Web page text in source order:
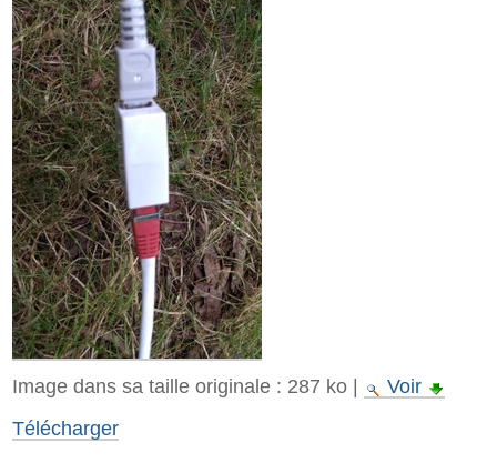
Image dans sa taille originale : 287 ko|
Voir
Télécharger